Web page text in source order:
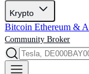
Krypto
Bitcoin Ethereum &
Community Broker